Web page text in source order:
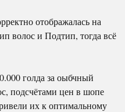
отображалась на
волос и Подтип, тогда всё
голда за оыбчный
подсчётами цен в шопе
их к оптимальному